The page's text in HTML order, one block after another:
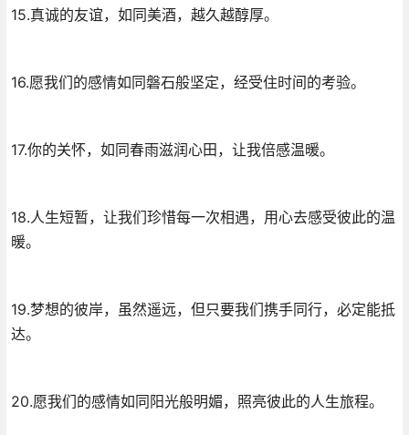
15.真诚的友谊，如同美酒，越久越醇厚。
16.愿我们的感情如同磐石般坚定，经受住时间的考验。
17.你的关怀，如同春雨滋润心田，让我倍感温暖。
18.人生短暂，让我们珍惜每一次相遇，用心去感受彼此的温
暖。
19.梦想的彼岸，虽然遥远，但只要我们携手同行，必定能抵
达。
20.愿我们的感情如同阳光般明媚，照亮彼此的人生旅程。